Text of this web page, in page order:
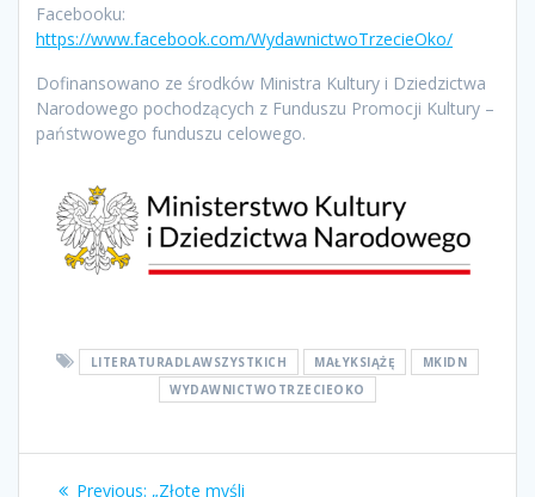
Facebooku:
https://www.facebook.com/WydawnictwoTrzecieOko/
Dofinansowano ze środków Ministra Kultury i Dziedzictwa
Narodowego pochodzących z Funduszu Promocji Kultury –
państwowego funduszu celowego.
LITERATURADLAWSZYSTKICH MAŁYKSIĄŻĘ
MKIDN
WYDAWNICTWOTRZECIEOKO
Nawigacja
Previous: Previous
„Złote myśli